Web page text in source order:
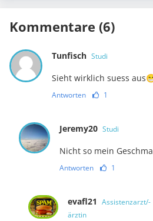
Kommentare (6)
Tunfisch Studi
Sieht wirklich suess
Antworten 1
Jeremy20 Studi
Nicht so mein
Antworten 1
evafl21 Assistenzarzt/-
ärztin